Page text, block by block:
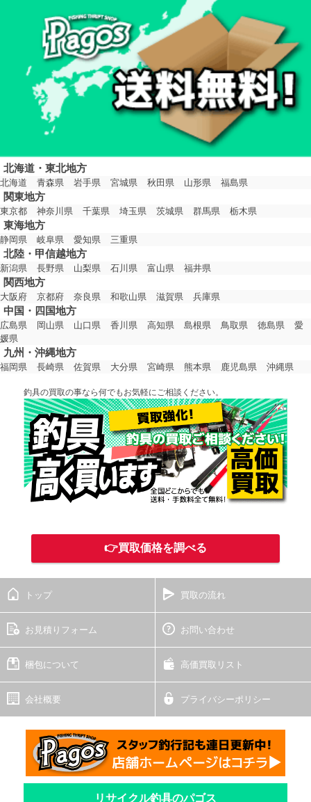
北海道・東北地方
北海道 青森県 岩手県 宮城県 秋田県 山形県 福島県
関東地方
東京都 神奈川県 千葉県 埼玉県 茨城県 群馬県 栃木県
東海地方
静岡県 岐阜県 愛知県 三重県
北陸・甲信越地方
新潟県 長野県 山梨県 石川県 富山県 福井県
関西地方
大阪府 京都府 奈良県 和歌山県 滋賀県 兵庫県
中国・四国地方
広島県 岡山県 山口県 香川県 高知県 島根県 鳥取県 徳島県
愛
媛県
九州・沖縄地方
福岡県 長崎県 佐賀県 大分県 宮崎県 熊本県 鹿児島県 沖縄県
釣具の買取の事なら何でもお気軽にご相談ください。
👉買取価格を調べる
トップ 買取の流れ
お見積りフォーム お問い合わせ
梱包について 高価買取リスト
会社概要 プライバシーポリシー
リサイクル釣具のパゴス